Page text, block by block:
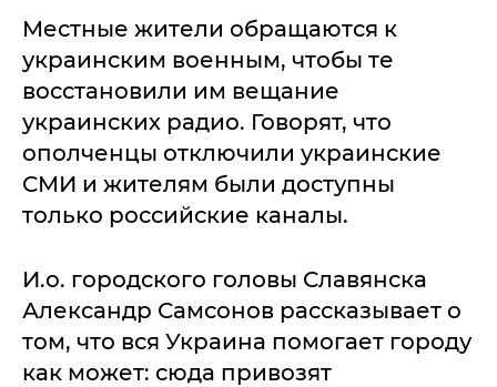
Местные жители обращаются к
украинским военным, чтобы те
восстановили им вещание
украинских радио. Говорят, что
ополченцы отключили украинские
СМИ и жителям были доступны
только российские каналы.
И.о. городского головы Славянска
Александр Самсонов рассказывает о
том, что вся Украина помогает городу
как может: сюда привозят